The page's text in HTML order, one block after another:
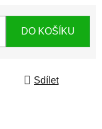
DO KOŠÍKU
Sdílet